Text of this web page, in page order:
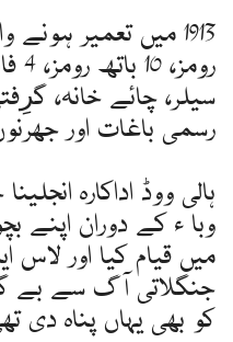
سیلر، چائے خانہ،
رسمی باغات اور
ہالی ووڈ اداکارہ
وبا ء کے دوران اپنے
میں قیام کیا اور لاس
جنگلاتی آگ سے بے
کو بھی یہاں پناہ دی